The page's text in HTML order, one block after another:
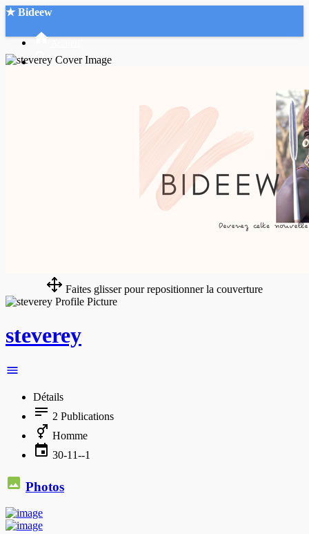
★ Bideew
Faites glisser pour repositionner la couverture
steverey
Détails
2 Publications
Homme
30-11--1
Photos